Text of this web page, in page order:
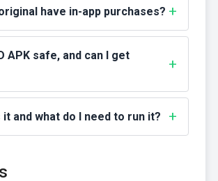
have in-app purchases?
APK safe, and can I get
it and what do I need to run it?